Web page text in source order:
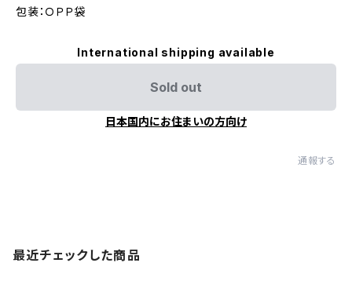
包装：ＯＰＰ袋
International shipping available
Sold out
日本国内にお住まいの方向け
通報する
最近チェックした商品